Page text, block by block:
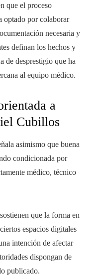
que el proceso
optado por colaborar
necesaria y
definan los hechos y
de desprestigio que ha
al equipo médico.
a
Cubillos
asimismo que buena
condicionada por
médico, técnico
que la forma en
espacios digitales
intención de afectar
dispongan de
publicado.